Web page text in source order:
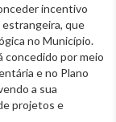
incentivo
estrangeira, que
no Município.
concedido por meio
e no Plano
a sua
projetos e